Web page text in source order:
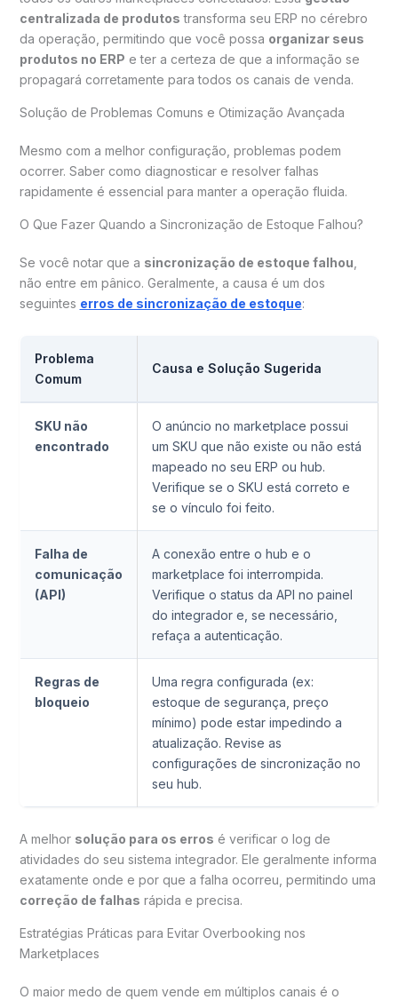
centralizada de produtos transforma seu ERP no cérebro
da operação, permitindo que você possa organizar seus
produtos no ERP e ter a certeza de que a informação se
propagará corretamente para todos os canais de venda.
Solução de Problemas Comuns e Otimização Avançada
Mesmo com a melhor configuração, problemas podem
ocorrer. Saber como diagnosticar e resolver falhas
rapidamente é essencial para manter a operação fluida.
O Que Fazer Quando a Sincronização de Estoque Falhou?
Se você notar que a sincronização de estoque falhou
não entre em pânico. Geralmente, a causa é um dos
seguintes erros de sincronização de estoque:
Problema
Comum
Causa e Solução Sugerida
SKU não
encontrado
O anúncio no marketplace possui
um SKU que não existe ou não está
mapeado no seu ERP ou hub.
Verifique se o SKU está correto e
se o vínculo foi feito.
Falha de
comunicação
(API)
A conexão entre o hub e o
marketplace foi interrompida.
Verifique o status da API no painel
do integrador e, se necessário,
refaça a autenticação.
Regras de
bloqueio
Uma regra configurada (ex:
estoque de segurança, preço
mínimo) pode estar impedindo a
atualização. Revise as
configurações de sincronização no
seu hub.
A melhor solução para os erros é verificar o log de
atividades do seu sistema integrador. Ele geralmente informa
exatamente onde e por que a falha ocorreu, permitindo uma
correção de falhas rápida e precisa.
Estratégias Práticas para Evitar Overbooking nos
Marketplaces
O maior medo de quem vende em múltiplos canais é o